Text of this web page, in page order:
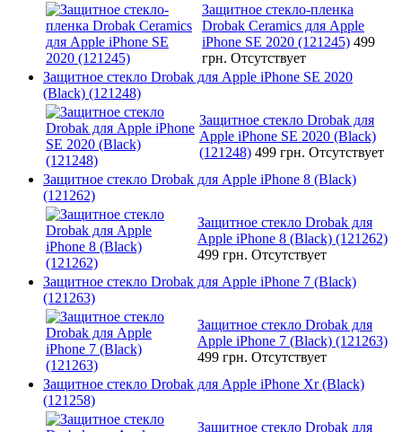
Защитное стекло-пленка
Drobak Ceramics для Apple
iPhone SE 2020 (121245) 499
грн. Отсутствует
Защитное стекло Drobak для Apple iPhone SE 2020
(Black) (121248)
Защитное стекло Drobak для
Apple iPhone SE 2020 (Black)
(121248) 499 грн. Отсутствует
Защитное стекло Drobak для Apple iPhone 8 (Black)
(121262)
Защитное стекло Drobak для
Apple iPhone 8 (Black) (121262)
499 грн. Отсутствует
Защитное стекло Drobak для Apple iPhone 7 (Black)
(121263)
Защитное стекло Drobak для
Apple iPhone 7 (Black) (121263)
499 грн. Отсутствует
Защитное стекло Drobak для Apple iPhone Xr (Black)
(121258)
Защитное стекло Drobak для